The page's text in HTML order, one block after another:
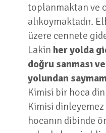
toplanmaktan ve
alıkoymaktadır.
üzere cennete
Lakin her yolda
doğru sanması
yolundan
Kimisi bir hoca
Kimisi
hocanın dibinde